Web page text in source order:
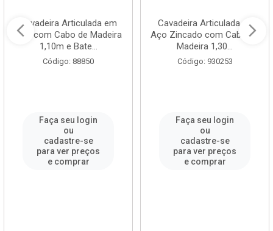
Cavadeira Articulada em
Aço com Cabo de Madeira
1,10m e Bate...
Código: 88850
Faça seu login
ou
cadastre-se
para ver preços
e comprar
Cavadeira Articulada de
Aço Zincado com Cabo de
Madeira 1,30...
Código: 930253
Faça seu login
ou
cadastre-se
para ver preços
e comprar